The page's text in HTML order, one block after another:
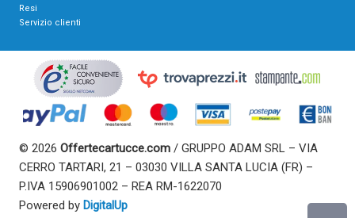
Resi
Servizio clienti
© 2026 Offertecartucce.com / GRUPPO ADAM SRL – VIA
CERRO TARTARI, 21 – 03030 VILLA SANTA LUCIA (FR) –
P.IVA 15906901002 – REA RM-1622070
Powered by DigitalUp